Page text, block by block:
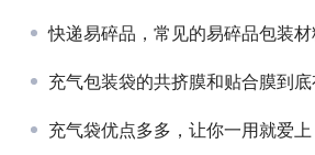
快递易碎品，常见的易碎品包装材
充气包装袋的共挤膜和贴合膜到底
充气袋优点多多，让你一用就爱上